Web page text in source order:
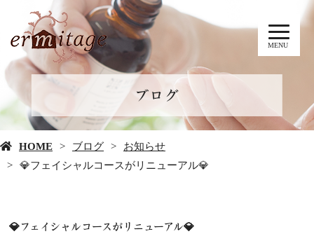
MENU
ブログ
HOME ブログ
お知らせ
💎フェイシャルコースがリニューアル💎
💎フェイシャルコースがリニューアル💎